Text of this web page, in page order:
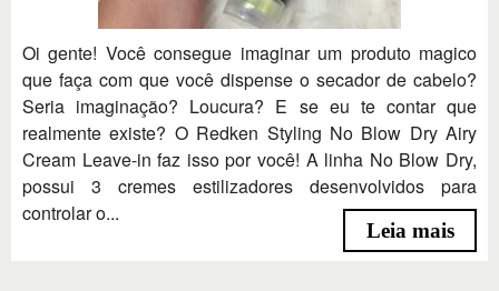
Oi gente! Você consegue imaginar um produto magico
que faça com que você dispense o secador de cabelo?
Seria imaginação? Loucura? E se eu te contar que
realmente existe? O Redken Styling No Blow Dry Airy
Cream Leave-in faz isso por você! A linha No Blow Dry,
possui 3 cremes estilizadores desenvolvidos para
controlar o...
Leia mais